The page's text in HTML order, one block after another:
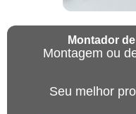
Montador
Montagem ou
Seu melhor